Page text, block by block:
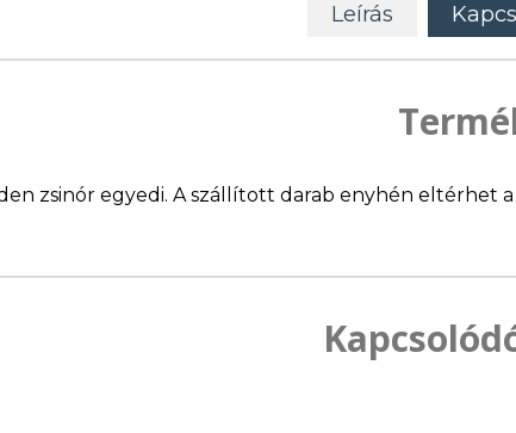
Leírás
zsinór egyedi. A szállított darab enyhén eltérhet